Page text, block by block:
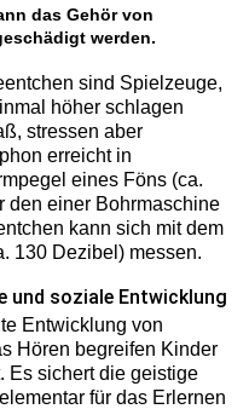
das Gehör von
werden.
sind Spielzeuge,
höher schlagen
stressen aber
erreicht in
eines Föns (ca.
den einer Bohrmaschine
kann sich mit dem
130 Dezibel) messen.
und soziale Entwicklung
Entwicklung von
Hören begreifen Kinder
Es sichert die geistige
für das Erlernen